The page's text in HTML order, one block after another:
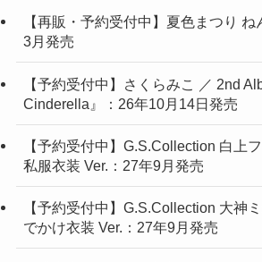
【再販・予約受付中】夏色まつり
3月発売
【予約受付中】さくらみこ ／ 2nd
Cinderella』：26年10月14日発売
【予約受付中】G.S.Collection 白上
私服衣装 Ver.：27年9月発売
【予約受付中】G.S.Collection 大神
でかけ衣装 Ver.：27年9月発売